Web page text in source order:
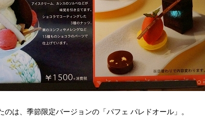
のは、季節限定バージョンの「パフェ パレドオール」。